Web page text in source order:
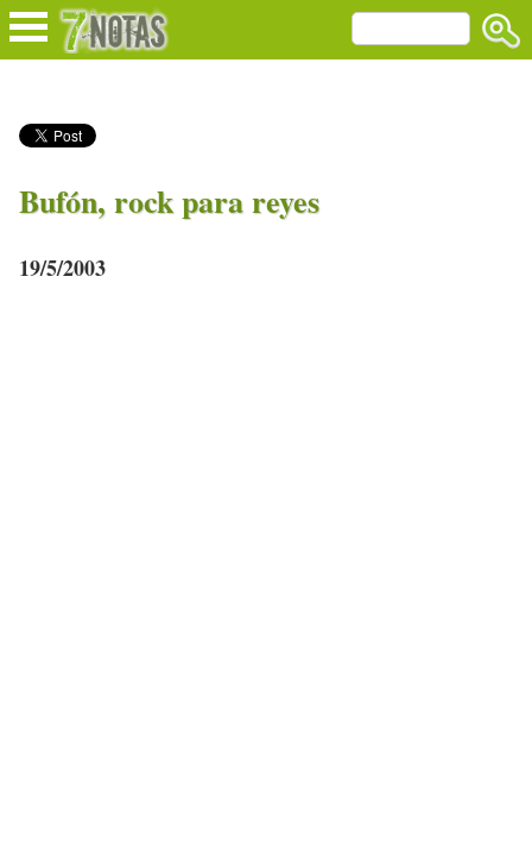
Bufón, rock para reyes
19/5/2003